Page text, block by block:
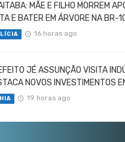
MÃE E FILHO MORREM
E BATER EM ÁRVORE NA BR-
16 horas ago
JÉ ASSUNÇÃO VISITA
NOVOS INVESTIMENTOS
19 horas ago